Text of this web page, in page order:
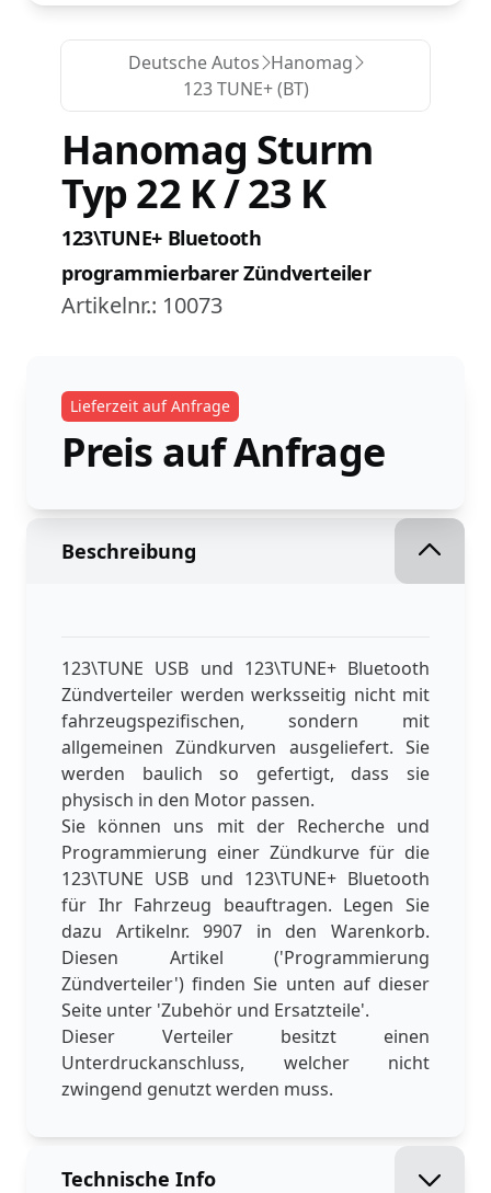
Deutsche Autos Hanomag
123 TUNE+ (BT)
Hanomag Sturm
Typ 22 K / 23 K
123\TUNE+ Bluetooth
programmierbarer Zündverteiler
Artikelnr.: 10073
Lieferzeit auf Anfrage
Preis auf Anfrage
Beschreibung
123\TUNE USB und 123\TUNE+ Bluetooth
Zündverteiler werden werksseitig nicht mit
fahrzeugspezifischen, sondern mit
allgemeinen Zündkurven ausgeliefert. Sie
werden baulich so gefertigt, dass sie
physisch in den Motor passen.
Sie können uns mit der Recherche und
Programmierung einer Zündkurve für die
123\TUNE USB und 123\TUNE+ Bluetooth
für Ihr Fahrzeug beauftragen. Legen Sie
dazu Artikelnr. 9907 in den Warenkorb.
Diesen Artikel ('Programmierung
Zündverteiler') finden Sie unten auf dieser
Seite unter 'Zubehör und Ersatzteile'.
Dieser Verteiler besitzt einen
Unterdruckanschluss, welcher nicht
zwingend genutzt werden muss.
Technische Info